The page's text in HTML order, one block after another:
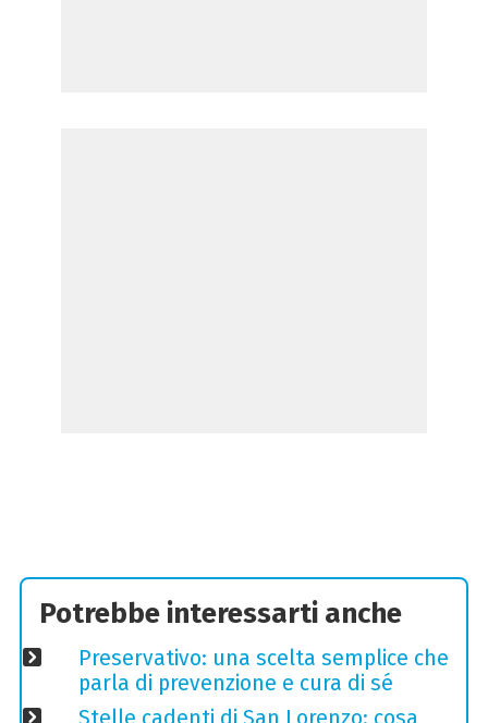
Potrebbe interessarti anche
Preservativo: una scelta semplice che
parla di prevenzione e cura di sé
Stelle cadenti di San Lorenzo: cosa